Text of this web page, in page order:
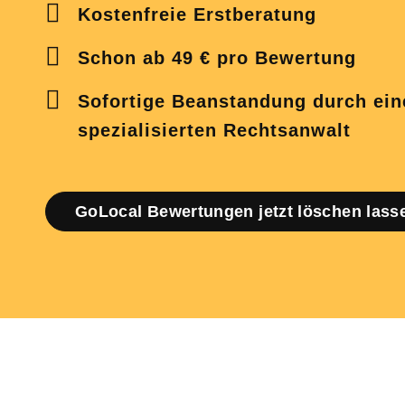
Kostenfreie Erstberatung
Schon ab 49 € pro Bewertung
Sofortige Beanstandung durch
spezialisierten Rechtsanwalt
GoLocal Bewertungen jetzt löschen